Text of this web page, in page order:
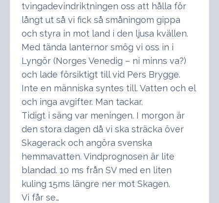
tvingadevindriktningen oss att hålla för
långt ut så vi fick så småningom gippa
och styra in mot land i den ljusa kvällen.
Med tända lanternor smög vi oss in i
Lyngör (Norges Venedig – ni minns va?)
och lade försiktigt till vid Pers Brygge.
Inte en människa syntes till. Vatten och el
och inga avgifter. Man tackar.
Tidigt i säng var meningen. I morgon är
den stora dagen då vi ska sträcka över
Skagerack och angöra svenska
hemmavatten. Vindprognosen är lite
blandad. 10 ms från SV med en liten
kuling 15ms längre ner mot Skagen.
Vi får se…